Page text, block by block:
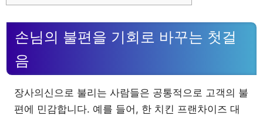
손님의 불편을 기회로 바꾸는 첫걸
음
장사의신으로 불리는 사람들은 공통적으로 고객의 불
편에 민감합니다. 예를 들어, 한 치킨 프랜차이즈 대